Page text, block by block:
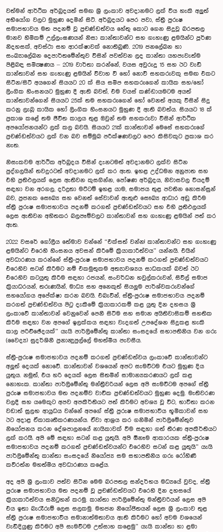
වත්මන් ආර්ථික අර්බුදයත් සමඟ ශ්‍රී ලංකාව අවදානමට ලක් විය හැකි අලුත්
අභියෝග වලට මුහුණ දෙමින් සිටී. අර්බුදයට පෙර පවා, ස්ත‍්‍රී පුරුෂ
සමාජභාවය මත පදනම් වූ ප‍්‍රචණ්ඩත්වය හේතු කොට ගෙන සිදුවූ බරපතල
මානව හිමිකම් උල්ලංඝණයන් නිසා කාන්තාවන්ට සහ ගැහැණු ළමයින්ට පූර්ණ
නිදහසක්, අවස්ථා සහ ආරක්ෂාවක් නොතිබුණි. 2019 ජනලේඛන හා
සංඛ්‍යාලේඛන දෙපාර්තමේන්තුව විසින් පවත්වන ලද කාන්තා යහපැවැත්ම
පිළිබඳ සමීක්‍ෂණය – 2019 වාර්තා කරන්නේ, වයස අවුරුදු 15 සහ ඊට වැඩි
කාන්තාවන් සහ ගැහැණු ළමයින් විවාහ වී හෝ නොවී සහකරුවකු සමඟ එකට
සිටින/සිටි අයගෙන් සියයට 20 ක් සිය සමීප සහකරුගෙන් කායික සහ/හෝ
ලිංගික හිංසනයට මුහුණ දී ඇති බවත්, එම වයස් කණ්ඩායමටම අයත්
කාන්තාවන්ගෙන් සියයට 25ක් තම සහකරුගෙන් හෝ වෙනත් අයකු විසින් සිදු
කරනු ලැබූ කායික හෝ ලිංගික හිංසනයට මුහුණ දී ඇති බවත්ය. සියයට 18 ක්
ප‍්‍රකාශ කළේ තම ජීවිත කාලය තුළ ඔවුන් තම සහකරුවා විසින් ආර්ථික
අපයෝජනයන්ට ලක් කල බවයි. සියයට 21ක් කාන්තාවන් මෙසේ සහකරුගේ
ප‍්‍රචණ්ඩත්වයට ලක් වන බව සම්මුඛ පරීක්ෂණවලට පෙර කිසිවකුට ප‍්‍රකාශ කර
නැත.
නිසැකවම ආර්ථික අර්බුදය විසින් දැනටමත් අවදානමට ලක්ව සිටින
පුද්ගලයින් තවදුරටත් අවදානමට ලක් කර ඇත. ඉහළ උද්ධමන අනුපාත සහ
එහි ප‍්‍රතිඵලයක් ලෙස ඇතිවන කුසගින්න, පෝෂණ අර්බුදය, නිවාසවල වියදම්
සඳහා වන අරගල, දරිද්‍රතා මට්ටම් ඉහළ යාම, සමාජය තුළ පවතින නොසන්සුන්
බව, ප‍්‍රජනක සෞඛ්‍ය සහ වෙනත් සේවාවන් ඇතුළු සෞඛ්‍ය ආධාර අඩු කිරීම
ස්ත‍්‍රී පුරුෂ සමාජභාවය පදනම් කරගත් ප‍්‍රචණ්ඩත්වයට සහ එහි ප‍්‍රතිඵලයක්
ලෙස ඇතිවන අහිතකර බලපෑම්වලට කාන්තාවන් සහ ගැහැණු ළමයින් පත් කර
ඇත.
2022 වසරේ ගෝලීය තේමාව වන්නේ “එක්සත් වන්න! කාන්තාවන්ට සහ ගැහැණු
ළමයින්ට එරෙහි හිංසනය අවසන් කිරීමේ ක්‍රියාකාරීත්වය” යන්නයි. එයින්
අවධාරණය කරන්නේ ස්ත‍්‍රී-පුරුෂ සමාජභාවය පදනම් කරගත් ප‍්‍රචණ්ඩත්වයට
එරෙහිව සටන් කිරීමට නම් එකමුතුකම අත්‍යාවශ්‍යය සාධකයක් බවත් ඊට
එරෙහිව කටයුතු කිරීම සඳහා රජයන්, සංවර්ධන හවුල්කරුවන්, සිවිල් සමාජ
ක‍්‍රියාධරයන්, තරුණයින්, මාධ්‍ය සහ අනෙකුත් සියලූම පාර්ශ්වකරුවන්ගේ
සහයෝගය අපේක්ෂා කරන බවයි. එබැවින්, ස්ත‍්‍රී-පුරුෂ සමාජභාවය පදනම්
කරගත් ප‍්‍රචණ්ඩත්වය පිටු දැකීමේ ක‍්‍රියාකාරකම් කළ යුතු දින දහසය ශ්‍රී
ලංකාවේ කාන්තාවන් වෙනුවෙන් පෙනී සිටීම සහ සමාන අයිතිවාසිකම් සහතික
කිරීම සඳහා වන අපගේ ඉලක්කය සඳහා වැදගත් උපදේශන සිදුකළ හැකි
කාල පරිච්ඡේදයක්” යැයි පාර්ලිමේන්තු කාන්තා සංසදයේ සභාපතිනිය වන ගරු
(වෛද්‍ය) සුදර්ශිනී ප්‍රනාන්‍දුපුල්ලේ මහත්මිය පැවසීය.
ස්ත‍්‍රී-පුරුෂ සමාජභාවය පදනම් කරගත් ප‍්‍රචණ්ඩත්වය ලංකාවේ කාන්තාවන්ට
අලූත් දෙයක් නොවේ. කාන්තාවන් වශයෙන් අපට සැමවිටම එයට මුහුණ දිය
යුතුය. නමුත්, එය හරි දෙයක් ලෙස සිතමින් සාමාන්‍යකරණයට ලක් කළ
නොහැක. කාන්තා පාර්ලිමේන්තු මන්ත‍්‍රීවරියන් ලෙස අපි සැමවිටම අපගේ ස්ත‍්‍රී
පුරුෂ සමාජභාවය මත පදනම්ව වාචික ප‍්‍රචණ්ඩත්වයට මුහුණ දෙමු. මැතිවරණ
වලදී සහ යමෙකුට අපව අපකීර්තියට පත් කිරීමට අවශ්‍ය වූ විට, භාවිතා කරන
වඩාත් සුලභ ආයුධය වන්නේ අපගේ ස්ත‍්‍රී පුරුෂ සමාජභාවීය භූමිකාවන් සහ
ඊට අදාළ ඒකාකෘතීකරණයන්ය. ඒවා ආශ‍්‍රය කර ගනිමින් පාර්ලිමේන්තුව
නියෝජනය කරන දේශපාලනයේ නායිකාවක් වීම සඳහා ගත් තීරණ අපකීර්තියට
ලක් කරයිි. අපි මේ සඳහා සටන් කළ යුතුයි. අපි ඕනෑම ආකාරයක ස්ත‍්‍රී-පුරුෂ
සමාජභාවය පදනම් කරගත් ප‍්‍රචණ්ඩත්වයන්ට එරෙහිව සටන් කළ යුතුයි” යැයි
පාර්ලිමේන්තු කාන්තා සංසදයේ නියෝජ්‍ය සම සභාපතිනිය ගරු රෝහිණී
කවිරත්න මහත්මිය අවධාරණය කළේය.
අද අපි ශ්‍රී ලංකාව පත්ව සිටින මෙම බරපතල සන්දර්භය මධ්‍යයේ වුවද, ස්ත‍්‍රී
පුරුෂ සමාජභාවය මත පදනම් වූ ප‍්‍රචණ්ඩත්වයට එරෙහි දින දහසයේ
ක‍්‍රියාකාරිත්වය සනිටුහන් කරමු. කාන්තා පාර්ලිමේන්තු මන්ත‍්‍රීවරියන් ලෙස අපි
එය ඉතා බැරෑරුම් ලෙස සලකමු. මහජන නියෝජිතයන් ලෙස ශ්‍රී ලංකාව තුළ
ස්ත‍්‍රී පුරුෂ සමාජභාවීය සමානාත්මතාවය ඇති කිරීමට හෝ අවම වශයෙන්
වැඩිදියුණු කිරීමට අපි සැමවිටම උත්සාහ කළෙමු” යැයි කාන්තා හා ළමා